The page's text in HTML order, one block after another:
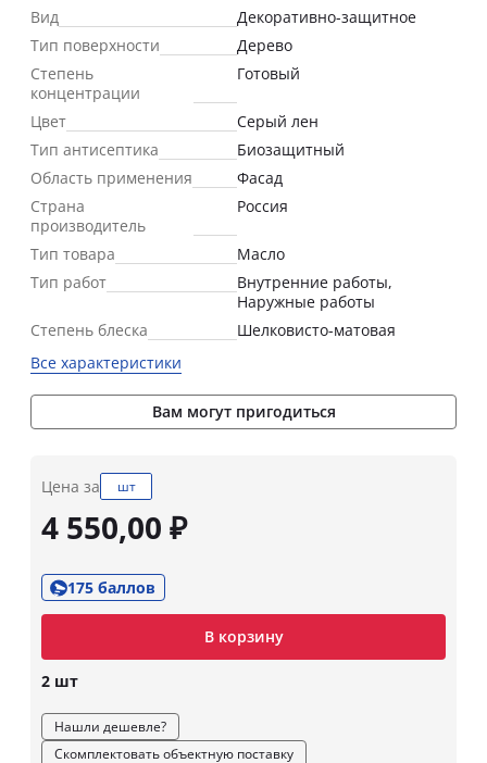
Вид
Декоративно-защитное
Тип поверхности
Дерево
Степень
концентрации
Готовый
Цвет
Серый лен
Тип антисептика
Биозащитный
Область применения
Фасад
Страна
производитель
Россия
Тип товара
Масло
Тип работ
Внутренние работы,
Наружные работы
Степень блеска
Шелковисто-матовая
Все характеристики
Вам могут пригодиться
Цена за шт
4 550,00 ₽
175 баллов
В корзину
2 шт
Нашли дешевле?
Скомплектовать объектную поставку